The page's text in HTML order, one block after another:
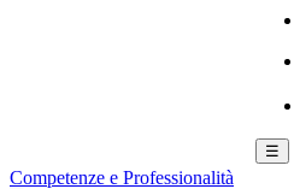
☰
Competenze e Professionalità